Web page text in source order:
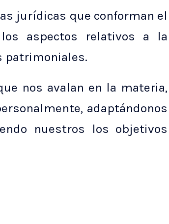
jurídicas que conforman el
aspectos relativos a la
patrimoniales.
nos avalan en la materia,
adaptándonos
nuestros los objetivos